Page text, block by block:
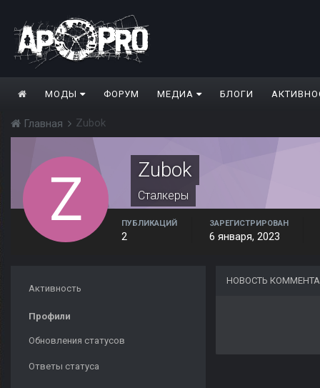
МОДЫ ФОРУМ МЕДИА БЛОГИ
Главная Zubok
Zubok
Сталкеры
ПУБЛИКАЦИЙ
2
ЗАРЕГИСТРИРОВАН
6 января, 2023
Активность
Профили
Обновления статусов
Ответы статуса
НОВОСТЬ